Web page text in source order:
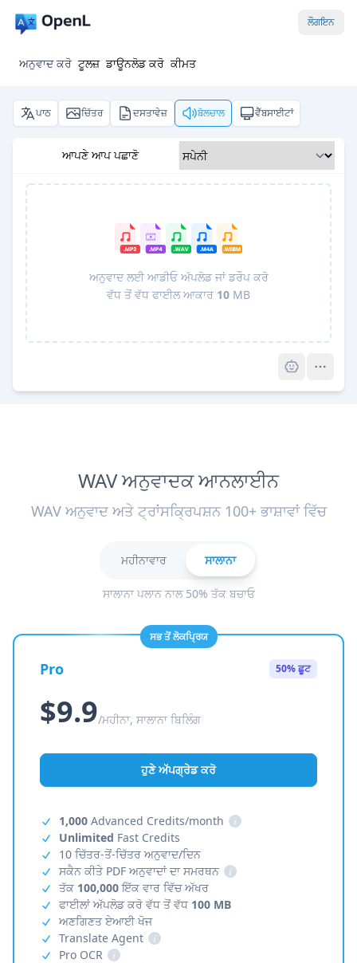
ਲੌਗਇਨ
ਅਨੁਵਾਦ ਕਰੋ ਟੂਲਜ਼ ਡਾਊਨਲੋਡ ਕਰੋ ਕੀਮਤ
ਪਾਠ ਚਿੱਤਰ ਦਸਤਾਵੇਜ਼ ਬੋਲਚਾਲ ਵੈੱਬਸਾਈਟਾਂ
ਆਪਣੇ ਆਪ ਪਛਾਣੋ
ਅਨੁਵਾਦ ਲਈ ਆਡੀਓ ਅੱਪਲੋਡ ਜਾਂ ਡਰੌਪ ਕਰੋ
ਵੱਧ ਤੋਂ ਵੱਧ ਫਾਈਲ ਆਕਾਰ 10 MB
WAV ਅਨੁਵਾਦਕ ਆਨਲਾਈਨ
WAV ਅਨੁਵਾਦ ਅਤੇ ਟ੍ਰਾਂਸਕ੍ਰਿਪਸ਼ਨ 100+ ਭਾਸ਼ਾਵਾਂ ਵਿੱਚ
ਮਹੀਨਾਵਾਰ ਸਾਲਾਨਾ
ਸਾਲਾਨਾ ਪਲਾਨ ਨਾਲ 50% ਤੱਕ ਬਚਾਓ
ਸਭ ਤੋਂ ਲੋਕਪ੍ਰਿਯ
Pro 50% ਛੂਟ
$9.9/ਮਹੀਨਾ, ਸਾਲਾਨਾ ਬਿਲਿੰਗ
ਹੁਣੇ ਅੱਪਗ੍ਰੇਡ ਕਰੋ
1,000 Advanced Credits/month
i
Unlimited Fast Credits
10 ਚਿੱਤਰ-ਤੋਂ-ਚਿੱਤਰ ਅਨੁਵਾਦ/ਦਿਨ
ਸਕੈਨ ਕੀਤੇ PDF ਅਨੁਵਾਦਾਂ ਦਾ ਸਮਰਥਨ
i
ਤੱਕ 100,000ਇੱਕ ਵਾਰ ਵਿੱਚ ਅੱਖਰ
ਫਾਈਲਾਂ ਅੱਪਲੋਡ ਕਰੋ ਵੱਧ ਤੋਂ ਵੱਧ 100 MB
ਅਣਗਿਣਤ ਏਆਈ ਖੋਜ
Translate Agent
i
Pro OCR
i